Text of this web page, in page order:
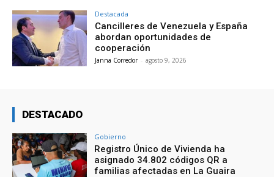
Destacada
Cancilleres de Venezuela y España
abordan oportunidades de
cooperación
Janna Corredor - agosto 9, 2026
DESTACADO
Gobierno
Registro Único de Vivienda ha
asignado 34.802 códigos QR a
familias afectadas en La Guaira